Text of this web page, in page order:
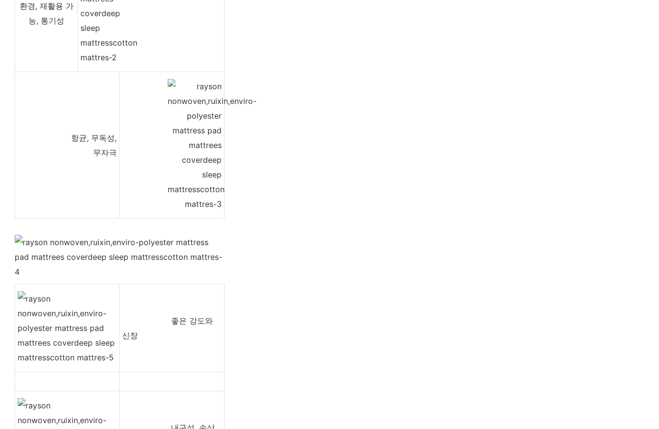
환경, 재활용 가
능, 통기성
항균, 무독성,
무자극
좋은 강도와 ​​
신장